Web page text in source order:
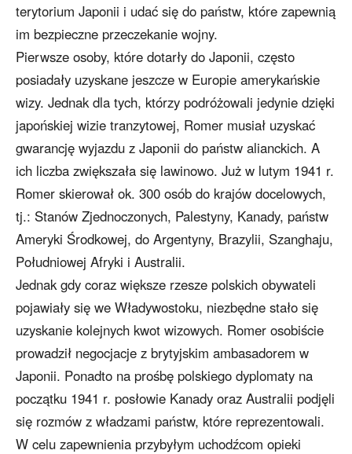
terytorium Japonii i udać się do państw, które zapewnią
im bezpieczne przeczekanie wojny.
Pierwsze osoby, które dotarły do Japonii, często
posiadały uzyskane jeszcze w Europie amerykańskie
wizy. Jednak dla tych, którzy podróżowali jedynie dzięki
japońskiej wizie tranzytowej, Romer musiał uzyskać
gwarancję wyjazdu z Japonii do państw alianckich. A
ich liczba zwiększała się lawinowo. Już w lutym 1941 r.
Romer skierował ok. 300 osób do krajów docelowych,
tj.: Stanów Zjednoczonych, Palestyny, Kanady, państw
Ameryki Środkowej, do Argentyny, Brazylii, Szanghaju,
Południowej Afryki i Australii.
Jednak gdy coraz większe rzesze polskich obywateli
pojawiały się we Władywostoku, niezbędne stało się
uzyskanie kolejnych kwot wizowych. Romer osobiście
prowadził negocjacje z brytyjskim ambasadorem w
Japonii. Ponadto na prośbę polskiego dyplomaty na
początku 1941 r. posłowie Kanady oraz Australii podjęli
się rozmów z władzami państw, które reprezentowali.
W celu zapewnienia przybyłym uchodźcom opieki